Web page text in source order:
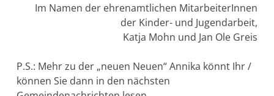
Im Namen der ehrenamtlichen MitarbeiterInnen
der Kinder- und Jugendarbeit,
Katja Mohn und Jan Ole Greis
P.S.: Mehr zu der „neuen Neuen“ Annika könnt Ihr /
können Sie dann in den nächsten